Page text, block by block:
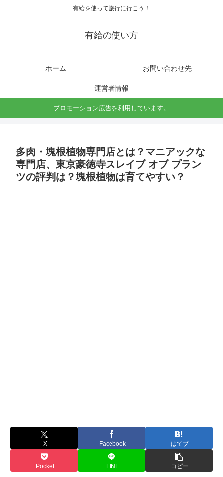
有給を使って旅行に行こう！
有給の使い方
ホーム お問い合わせ先
運営者情報
プロモーション広告を利用しています。
多肉・塊根植物専門店とは？マニアックな
専門店、東京豪徳寺スレイブ オブ プラン
ツの評判は？塊根植物は育てやすい？
X Facebook はてブ
Pocket LINE コピー